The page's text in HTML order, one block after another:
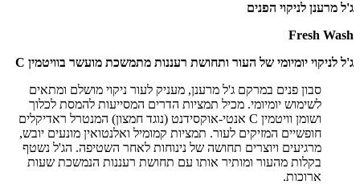
ג'ל מרענן לניקוי הפנים
Fresh Wash
ג'ל לניקוי יומיומי של העור ותחושת רעננות מתמשכת מועשר בוויטמין C
סבון פנים במרקם ג'ל מרענן, מעניק לעור ניקוי מושלם ומתאים
לשימוש יומיומי. מכיל תמציות הדרים המסייעות להמסת לכלוך
ושומן וויטמין C אנטי-אוקסידנט (נוגד חמצון) המנטרל ראדיקלים
חופשיים המזיקים לעור. תמציות קמומיל ואלנטואין מונעים יובש,
מרגיעים ויוצרים תחושה של נינוחות לאחר השטיפה. הג'ל נשטף
בקלות מהעור ומותיר אותו עם תחושת רעננות הנמשכת שעות
ארוכות.